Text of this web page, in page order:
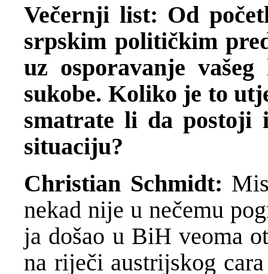
Večernji list: Od
srpskim političkim
uz osporavanje
sukobe. Koliko je to
smatrate li da postoji
situaciju?
Christian Schmidt:
nekad nije u nečemu
ja došao u BiH veoma
na riječi austrijskog